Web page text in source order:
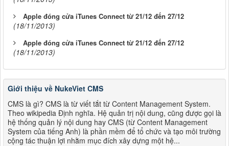
Apple đóng cửa iTunes Connect từ 21/12 đến 27/12
(18/11/2013)
Apple đóng cửa iTunes Connect từ 21/12 đến 27/12
(18/11/2013)
Giới thiệu về NukeViet CMS
CMS là gì? CMS là từ viết tắt từ Content Management System.
Theo wikipedia Định nghĩa. Hệ quản trị nội dung, cũng được gọi là
hệ thống quản lý nội dung hay CMS (từ Content Management
System của tiếng Anh) là phần mềm để tổ chức và tạo môi trường
cộng tác thuận lợi nhằm mục đích xây dựng một hệ...